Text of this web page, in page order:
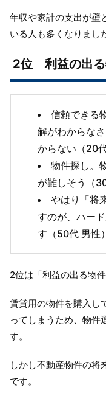
年収や家計の支出が壁
いる人も多くなりまし
2位 利益の出る
信頼できる
解がわからな
からない（20代
物件探し。
が難しそう（
やはり「将
すのが、ハー
す（50代 男性）
2位は「利益の出る物
賃貸用の物件を購入し
ってしまうため、物件
す。
しかし不動産物件の将
です。